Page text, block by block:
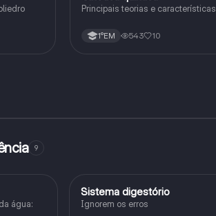
Principais teorias e características
1°EM 543 10
9
água:
Ciência
Sistema digestório
Ignorem os erros